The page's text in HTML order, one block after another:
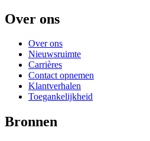
Over ons
Over ons
Nieuwsruimte
Carrières
Contact opnemen
Klantverhalen
Toegankelijkheid
Bronnen